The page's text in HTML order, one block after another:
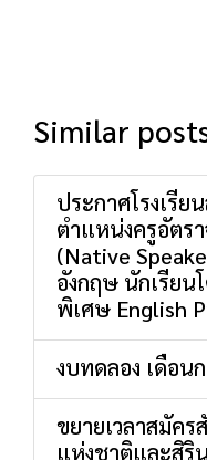
Similar
ประกาศโรงเรีย
ตำแหน่งครูอัตร
(Native
อังกฤษ นักเรียน
พิเศษ English
งบทดลอง เดือน
ขยายเวลาสมัค
แห่งชาติและสิริ